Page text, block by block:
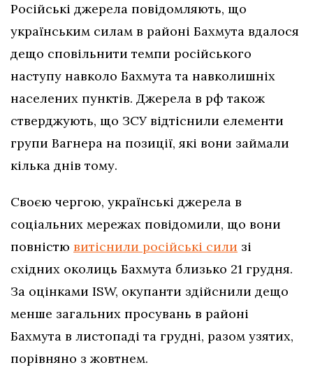
Російські джерела повідомляють, що
українським силам в районі Бахмута вдалося
дещо сповільнити темпи російського
наступу навколо Бахмута та навколишніх
населених пунктів. Джерела в рф також
стверджують, що ЗСУ відтіснили елементи
групи Вагнера на позиції, які вони займали
кілька днів тому.
Своєю чергою, українські джерела в
соціальних мережах повідомили, що вони
повністю витіснили російські сили зі
східних околиць Бахмута близько 21 грудня.
За оцінками ISW, окупанти здійснили дещо
менше загальних просувань в районі
Бахмута в листопаді та грудні, разом узятих,
порівняно з жовтнем.